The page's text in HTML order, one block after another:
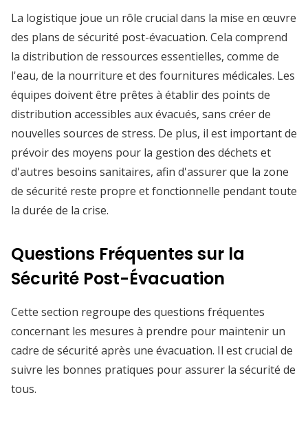
La logistique joue un rôle crucial dans la mise en œuvre
des plans de sécurité post-évacuation. Cela comprend
la distribution de ressources essentielles, comme de
l'eau, de la nourriture et des fournitures médicales. Les
équipes doivent être prêtes à établir des points de
distribution accessibles aux évacués, sans créer de
nouvelles sources de stress. De plus, il est important de
prévoir des moyens pour la gestion des déchets et
d'autres besoins sanitaires, afin d'assurer que la zone
de sécurité reste propre et fonctionnelle pendant toute
la durée de la crise.
Questions Fréquentes sur la
Sécurité Post-Évacuation
Cette section regroupe des questions fréquentes
concernant les mesures à prendre pour maintenir un
cadre de sécurité après une évacuation. Il est crucial de
suivre les bonnes pratiques pour assurer la sécurité de
tous.